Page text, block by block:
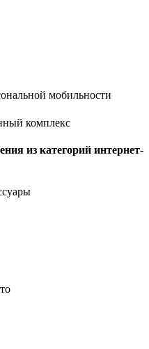
мобильности
комплекс
из категорий интернет-